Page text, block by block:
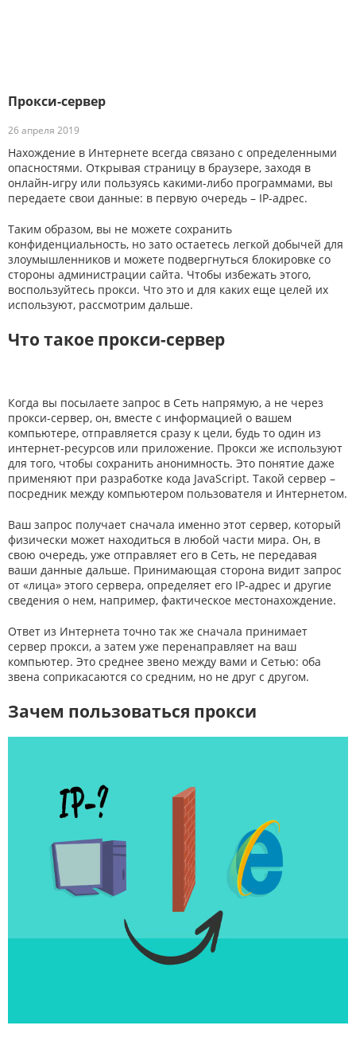
Прокси-сервер
26 апреля 2019
Нахождение в Интернете всегда связано с определенными
опасностями. Открывая страницу в браузере, заходя в
онлайн-игру или пользуясь какими-либо программами, вы
передаете свои данные: в первую очередь – IP-адрес.
Таким образом, вы не можете сохранить
конфиденциальность, но зато остаетесь легкой добычей для
злоумышленников и можете подвергнуться блокировке со
стороны администрации сайта. Чтобы избежать этого,
воспользуйтесь прокси. Что это и для каких еще целей их
используют, рассмотрим дальше.
Что такое прокси-сервер
Когда вы посылаете запрос в Сеть напрямую, а не через
прокси-сервер, он, вместе с информацией о вашем
компьютере, отправляется сразу к цели, будь то один из
интернет-ресурсов или приложение. Прокси же используют
для того, чтобы сохранить анонимность. Это понятие даже
применяют при разработке кода JavaScript. Такой сервер –
посредник между компьютером пользователя и Интернетом.
Ваш запрос получает сначала именно этот сервер, который
физически может находиться в любой части мира. Он, в
свою очередь, уже отправляет его в Сеть, не передавая
ваши данные дальше. Принимающая сторона видит запрос
от «лица» этого сервера, определяет его IP-адрес и другие
сведения о нем, например, фактическое местонахождение.
Ответ из Интернета точно так же сначала принимает
сервер прокси, а затем уже перенаправляет на ваш
компьютер. Это среднее звено между вами и Сетью: оба
звена соприкасаются со средним, но не друг с другом.
Зачем пользоваться прокси